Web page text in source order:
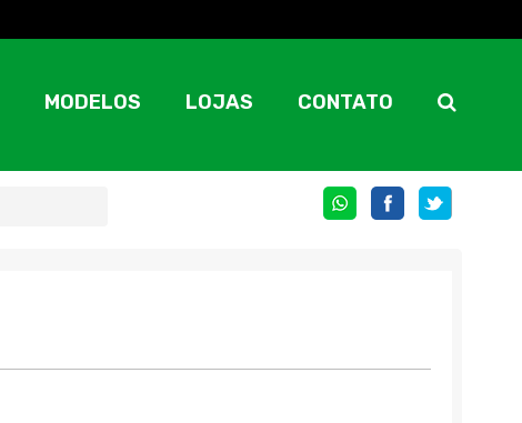
MODELOS LOJAS CONTATO